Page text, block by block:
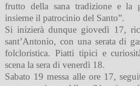
frutto della sana tradizione e la
insieme il patrocinio del Santo”.
Si inizierà dunque giovedì 17,
sant’Antonio, con una serata di
folcloristica. Piatti tipici e
scena la sera di venerdì 18.
Sabato 19 messa alle ore 17,